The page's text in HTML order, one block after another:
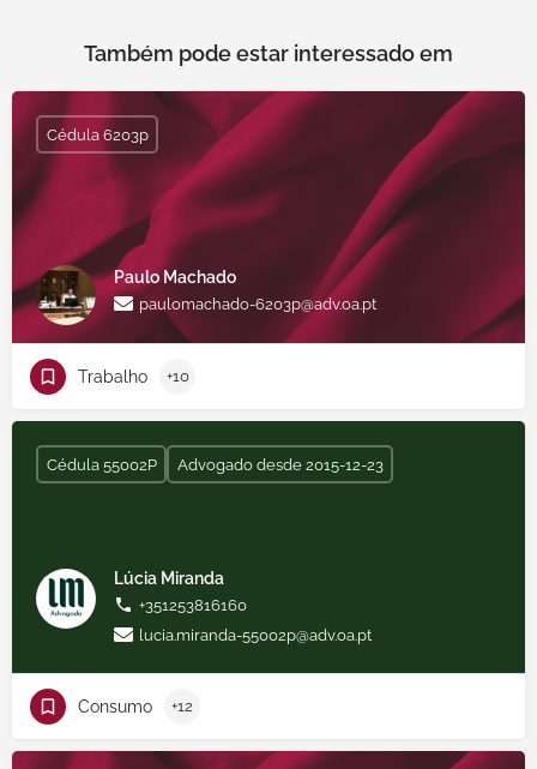
Também pode estar interessado em
Paulo Machado
paulomachado-6203p@adv.oa.pt
Cédula 6203p
Trabalho +10
Lúcia Miranda
+351253816160
lucia.miranda-55002p@adv.oa.pt
Cédula 55002P Advogado desde 2015-12-23
Consumo +12